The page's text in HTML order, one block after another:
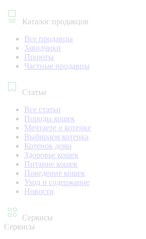
Каталог продавцов
Все продавцы
Заводчики
Приюты
Частные продавцы
Статьи
Все статьи
Породы кошек
Мечтаете о котенке
Выбираем котенка
Котенок дома
Здоровье кошек
Питание кошек
Поведение кошек
Уход и содержание
Новости
Сервисы
Сервисы